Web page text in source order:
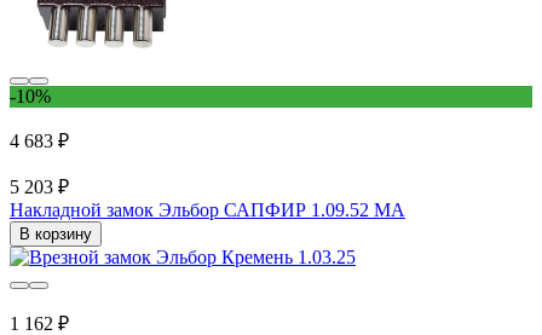
-10%
4 683 ₽
5 203 ₽
Накладной замок Эльбор САПФИР 1.09.52 МА
В корзину
1 162 ₽